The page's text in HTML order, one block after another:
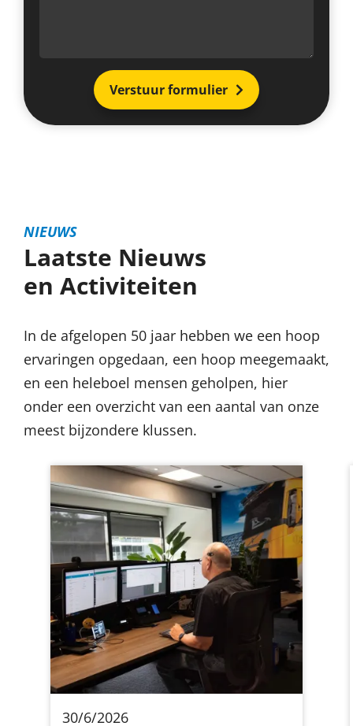
Verstuur formulier
NIEUWS
Laatste Nieuws
en Activiteiten
In de afgelopen 50 jaar hebben we een hoop
ervaringen opgedaan, een hoop meegemaakt,
en een heleboel mensen geholpen, hier
onder een overzicht van een aantal van onze
meest bijzondere klussen.
30/6/2026